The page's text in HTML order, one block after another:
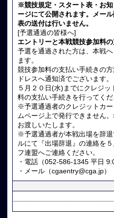
※競技規定・スタート表・お
ージにて公開されます。メー
表の送付は行いません。
[予選通過の皆様へ]
エントリーと本戦競技参加料
予選を通過された方は、本戦
ます。
競技参加料の支払い手続きの
ドレスへ通知済でございます。
５月２０日(水)までにクレジ
料の支払い手続きを行ってくだ
※予選通過者のクレジットカ
ムページ上で発行できません
お渡しいたします。
※予選通過者が本戦出場を辞
ルにて『出場辞退』の連絡を
フ連盟へご連絡ください。
・電話（052-586-1345 平日
・メール（cgaentry@cga.jp）